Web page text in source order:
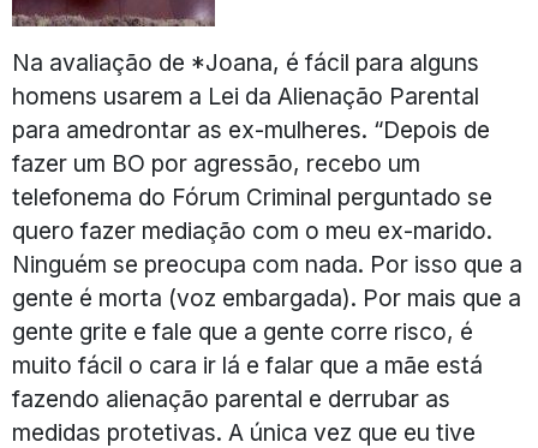
Na avaliação de *Joana, é fácil para alguns
homens usarem a Lei da Alienação Parental
para amedrontar as ex-mulheres. “Depois de
fazer um BO por agressão, recebo um
telefonema do Fórum Criminal perguntado se
quero fazer mediação com o meu ex-marido.
Ninguém se preocupa com nada. Por isso que a
gente é morta (voz embargada). Por mais que a
gente grite e fale que a gente corre risco, é
muito fácil o cara ir lá e falar que a mãe está
fazendo alienação parental e derrubar as
medidas protetivas. A única vez que eu tive